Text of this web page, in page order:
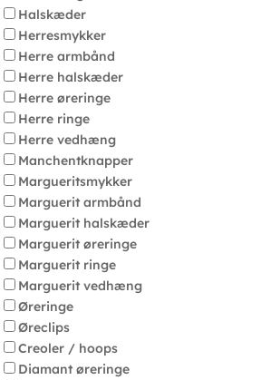
Halskæder
Herresmykker
Herre armbånd
Herre halskæder
Herre øreringe
Herre ringe
Herre vedhæng
Manchentknapper
Margueritsmykker
Marguerit armbånd
Marguerit halskæder
Marguerit øreringe
Marguerit ringe
Marguerit vedhæng
Øreringe
Øreclips
Creoler / hoops
Diamant øreringe